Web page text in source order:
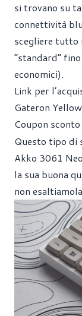
si trovano su
connettività
scegliere tutto
“standard”
economici).
Link per
Gateron
Coupon
Questo tipo di
Akko 3061
la sua buona
non